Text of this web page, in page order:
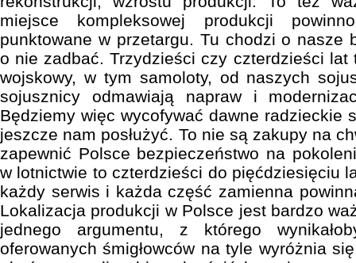
miejsce kompleksowej produkcji
punktowane w przetargu. Tu chodzi o nasze
o nie zadbać. Trzydzieści czy czterdzieści lat
wojskowy, w tym samoloty, od naszych
sojusznicy odmawiają napraw i
Będziemy więc wycofywać dawne radzieckie
jeszcze nam posłużyć. To nie są zakupy na
zapewnić Polsce bezpieczeństwo na
w lotnictwie to czterdzieści do pięćdziesięciu
każdy serwis i każda część zamienna
Lokalizacja produkcji w Polsce jest bardzo
jednego argumentu, z którego
oferowanych śmigłowców na tyle wyróżnia